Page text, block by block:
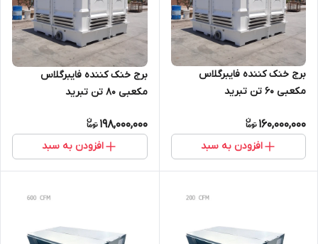
برج خنک کننده فایبرگلاس
مکعبی 60 تن تبرید
160,000,000
افزودن به سبد
برج خنک کننده فایبرگلاس
مکعبی 80 تن تبرید
198,000,000
افزودن به سبد